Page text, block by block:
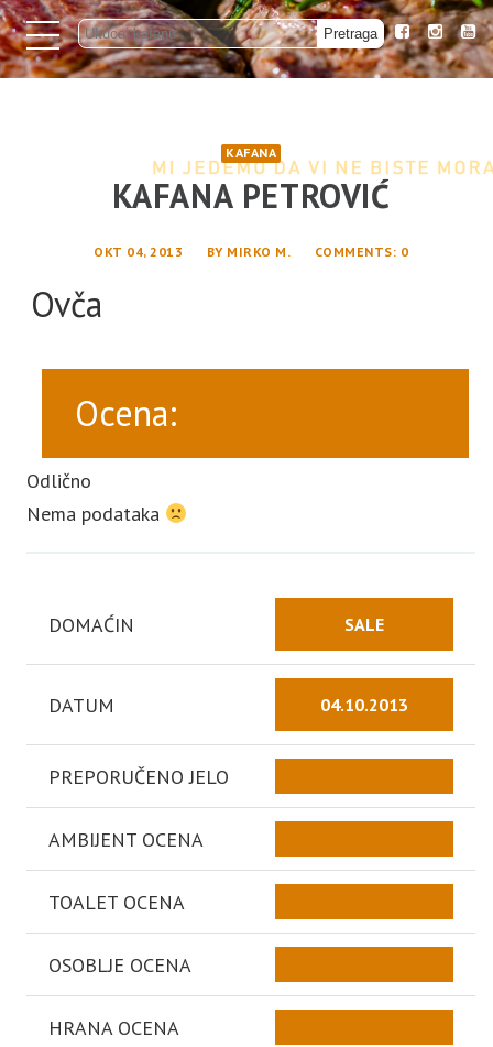
KAFANA
KAFANA PETROVIĆ
OKT 04, 2013 BY MIRKO M. COMMENTS: 0
Ovča
Ocena:
Odlično
Nema podataka
DOMAĆIN SALE
DATUM 04.10.2013
PREPORUČENO JELO
AMBIJENT OCENA
TOALET OCENA
OSOBLJE OCENA
HRANA OCENA